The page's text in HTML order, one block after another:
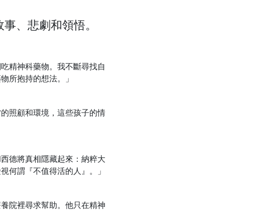
、悲劇和領悟。
精神科藥物。我不斷尋找自
所抱持的想法。」
照顧和環境，這些孩子的情
德將真相隱藏起來：納粹大
何謂『不值得活的人』。」
院裡尋求幫助。他只在精神